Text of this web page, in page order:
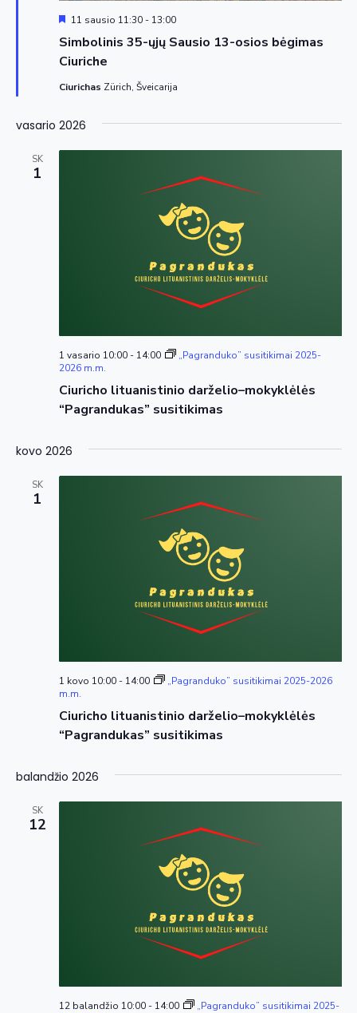
Simbolinis 35-ųjų Sausio 13-osios bėgimas
Ciuriche
Siūloma
11 sausio 11:30- 13:00
Ciurichas Zürich, Šveicarija
vasario 2026
SK
1
Ciuricho lituanistinio darželio–mokyklėlės
“Pagrandukas” susitikimas
1 vasario 10:00- 14:00
„Pagranduko” susitikimai 2025-
2026 m.m.
kovo 2026
SK
1
Ciuricho lituanistinio darželio–mokyklėlės
“Pagrandukas” susitikimas
1 kovo 10:00- 14:00
„Pagranduko” susitikimai 2025-2026
m.m.
balandžio 2026
SK
12
12 balandžio 10:00- 14:00
„Pagranduko” susitikimai 2025-